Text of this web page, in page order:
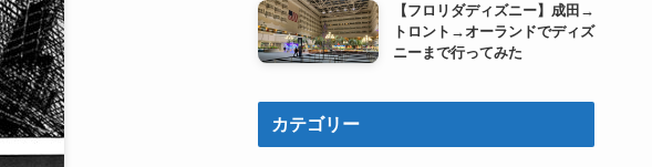
【フロリダディズニー】成田→
トロント→オーランドでディズ
ニーまで行ってみた
カテゴリー